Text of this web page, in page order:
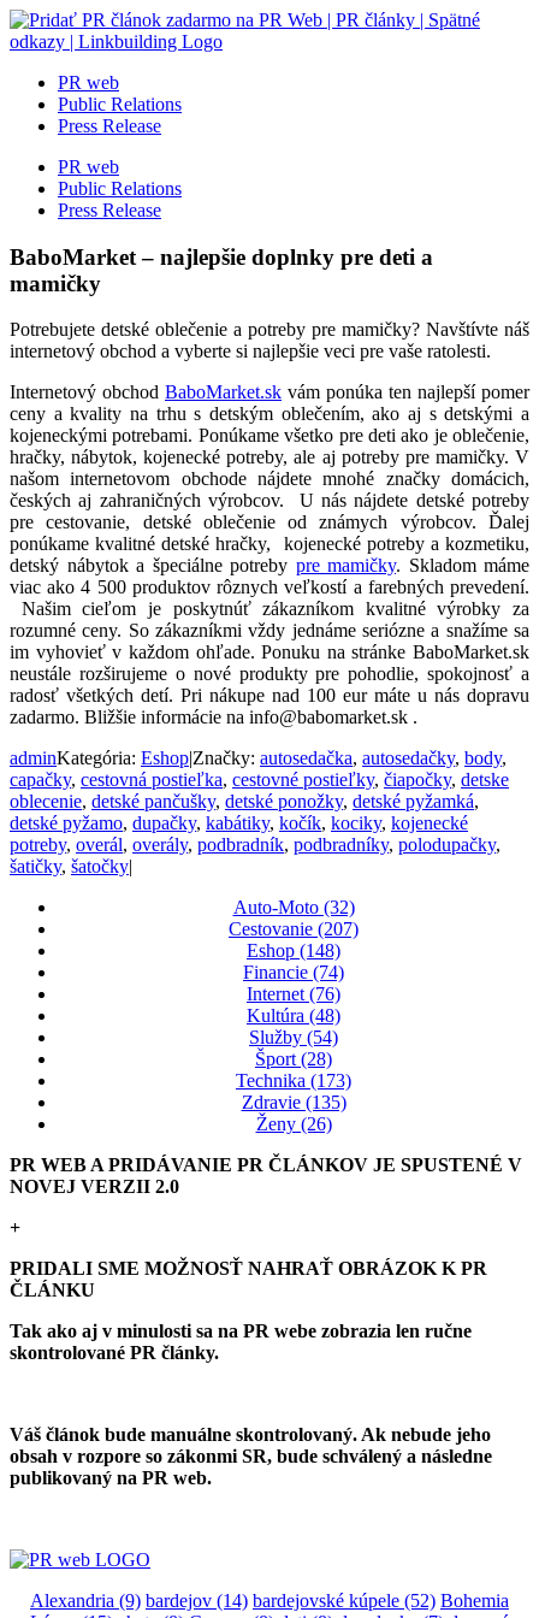
Skip
to
PR web
Public Relations
Press Release
PR web
Public Relations
Press Release
BaboMarket – najlepšie doplnky pre deti a
mamičky
Potrebujete detské oblečenie a potreby pre mamičky? Navštívte náš
internetový obchod a vyberte si najlepšie veci pre vaše ratolesti.
Internetový obchod BaboMarket.sk vám ponúka ten najlepší pomer
ceny a kvality na trhu s detským oblečením, ako aj s detskými a
kojeneckými potrebami. Ponúkame všetko pre deti ako je oblečenie,
hračky, nábytok, kojenecké potreby, ale aj potreby pre mamičky. V
našom internetovom obchode nájdete mnohé značky domácich,
českých aj zahraničných výrobcov. U nás nájdete detské potreby
pre cestovanie, detské oblečenie od známych výrobcov. Ďalej
ponúkame kvalitné detské hračky, kojenecké potreby a kozmetiku,
detský nábytok a špeciálne potreby pre mamičky. Skladom máme
viac ako 4 500 produktov rôznych veľkostí a farebných prevedení.
Našim cieľom je poskytnúť zákazníkom kvalitné výrobky za
rozumné ceny. So zákazníkmi vždy jednáme seriózne a snažíme sa
im vyhovieť v každom ohľade. Ponuku na stránke BaboMarket.sk
neustále rozširujeme o nové produkty pre pohodlie, spokojnosť a
radosť všetkých detí. Pri nákupe nad 100 eur máte u nás dopravu
zadarmo. Bližšie informácie na info@babomarket.sk .
adminKategória: Eshop|Značky: autosedačka, autosedačky, body,
capačky, cestovná postieľka, cestovné postieľky, čiapočky, detske
oblecenie, detské pančušky, detské ponožky, detské pyžamká,
detské pyžamo, dupačky, kabátiky, kočík, kociky, kojenecké
potreby, overál, overály, podbradník, podbradníky, polodupačky,
šatičky, šatočky|
Auto-Moto (32)
Cestovanie (207)
Eshop (148)
Financie (74)
Internet (76)
Kultúra (48)
Služby (54)
Šport (28)
Technika (173)
Zdravie (135)
Ženy (26)
PR WEB A PRIDÁVANIE PR ČLÁNKOV JE SPUSTENÉ V
NOVEJ VERZII 2.0
+
PRIDALI SME MOŽNOSŤ NAHRAŤ OBRÁZOK K PR
ČLÁNKU
Tak ako aj v minulosti sa na PR webe zobrazia len ručne
skontrolované PR články.
Váš článok bude manuálne skontrolovaný. Ak nebude jeho
obsah v rozpore so zákonmi SR, bude schválený a následne
publikovaný na PR web.
Alexandria (9) bardejov (14) bardejovské kúpele (52) Bohemia